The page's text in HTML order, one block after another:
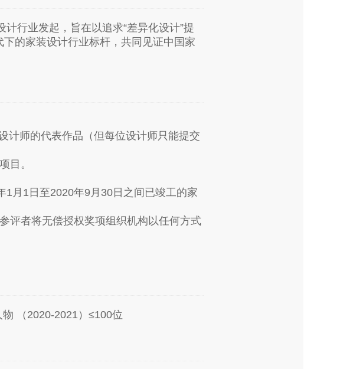
行业发起，旨在以追求“差异化设计”提
的家装设计行业标杆，共同见证中国家
计师的代表作品（但每位设计师只能提交
目。
月1日至2020年9月30日之间已竣工的家
评者将无偿授权奖项组织机构以任何方式
（2020-2021）≤100位